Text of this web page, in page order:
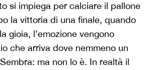
si impiega per calciare il pallone
la vittoria di una finale, quando
gioia, l’emozione vengono
che arriva dove nemmeno un
ma non lo è. In realtà il